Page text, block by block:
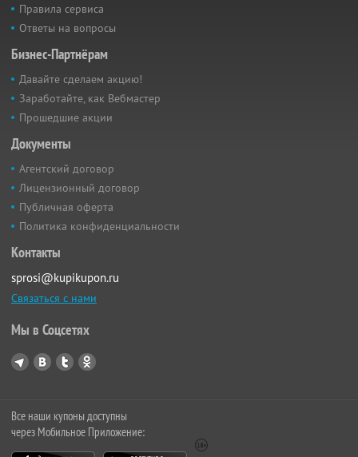
Правила сервиса
Ответы на вопросы
Бизнес-Партнёрам
Давайте сделаем акцию!
Заработайте, как Вебмастер
Прошедшие акции
Документы
Агентский договор
Лицензионный договор
Публичная оферта
Политика конфиденциальности
Контакты
sprosi@kupikupon.ru
Связаться с нами
Мы в Соцсетях
Все наши купоны доступны
через Мобильное Приложение: